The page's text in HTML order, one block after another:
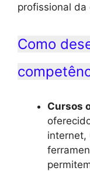
profissional da
Como
Cursos
internet,